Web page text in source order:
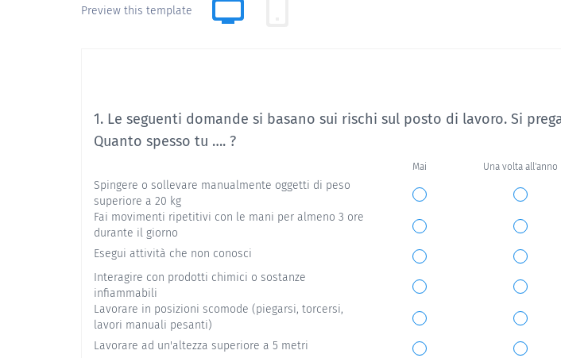
Preview this template
1. Le seguenti domande si basano sui rischi sul posto di lavoro. Si
Quanto spesso tu …. ?
Mai Una volta all'anno
Spingere o sollevare manualmente oggetti di peso
superiore a 20 kg
Fai movimenti ripetitivi con le mani per almeno 3 ore
durante il giorno
Esegui attività che non conosci
Interagire con prodotti chimici o sostanze
infiammabili
Lavorare in posizioni scomode (piegarsi, torcersi,
lavori manuali pesanti)
Lavorare ad un'altezza superiore a 5 metri